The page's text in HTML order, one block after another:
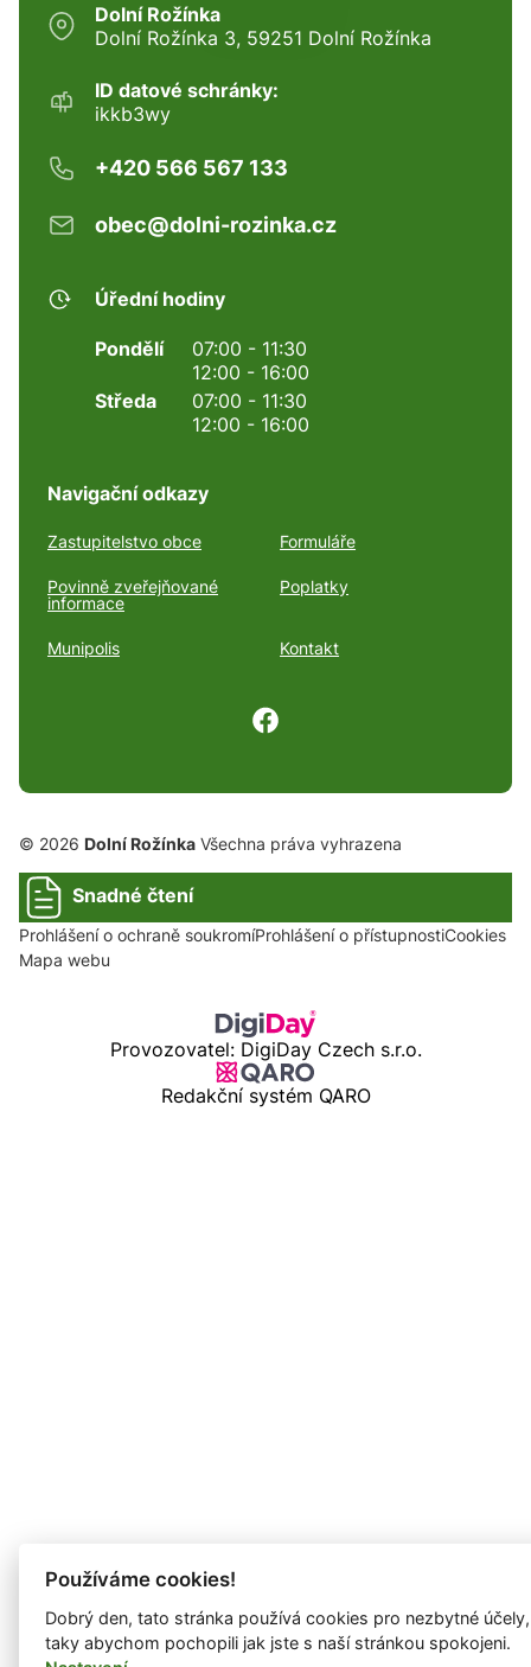
Dolní Rožínka
Dolní Rožínka 3, 59251 Dolní Rožínka
ID datové schránky:
ikkb3wy
+420 566 567 133
obec@dolni-rozinka.cz
Úřední hodiny
Pondělí
07:00 - 11:30
12:00 - 16:00
Středa
07:00 - 11:30
12:00 - 16:00
Navigační odkazy
Zastupitelstvo obce Formuláře
Povinně zveřejňované
informace
Poplatky
Munipolis Kontakt
© 2026 Dolní Rožínka Všechna práva vyhrazena
Snadné čtení
Prohlášení o ochraně soukromíProhlášení o přístupnostiCookies
Mapa webu
Provozovatel: DigiDay Czech s.r.o.
Redakční systém QARO
Používáme cookies!
Dobrý den, tato stránka používá cookies pro nezbytné
taky abychom pochopili jak jste s naší stránkou spokojeni.